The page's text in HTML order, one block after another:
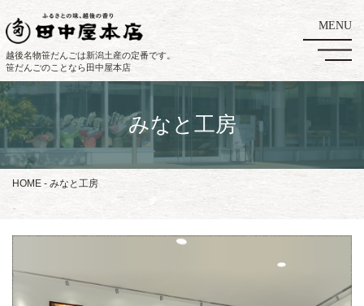
越後名物笹だんごは新潟土産の定番です。
笹だんごのことなら田中屋本店
みなと工房
HOME みなと工房